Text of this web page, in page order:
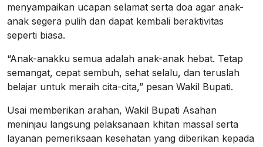
menyampaikan ucapan selamat serta doa agar anak-
anak segera pulih dan dapat kembali beraktivitas
seperti biasa.
“Anak-anakku semua adalah anak-anak hebat. Tetap
semangat, cepat sembuh, sehat selalu, dan teruslah
belajar untuk meraih cita-cita,” pesan Wakil Bupati.
Usai memberikan arahan, Wakil Bupati Asahan
meninjau langsung pelaksanaan khitan massal serta
layanan pemeriksaan kesehatan yang diberikan kepada